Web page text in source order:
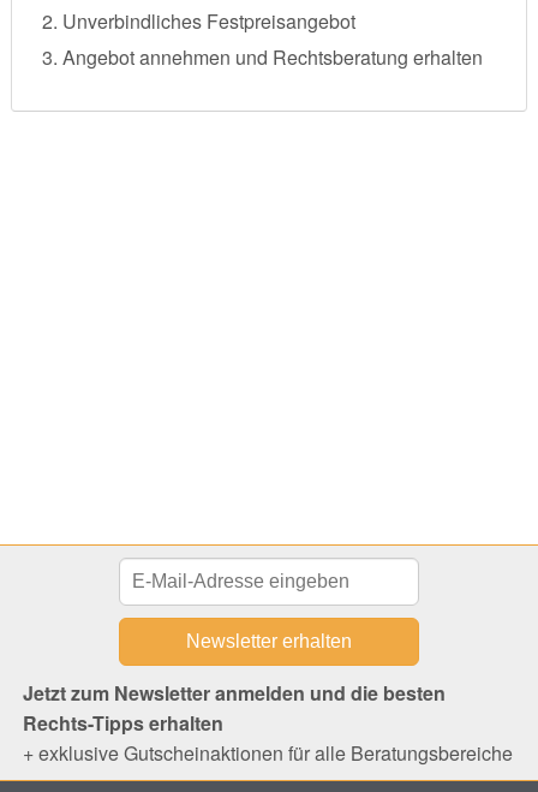
Unverbindliches Festpreisangebot
Angebot annehmen und Rechtsberatung erhalten
Jetzt zum Newsletter anmelden und die besten
Rechts-Tipps erhalten
+ exklusive Gutscheinaktionen für alle Beratungsbereiche